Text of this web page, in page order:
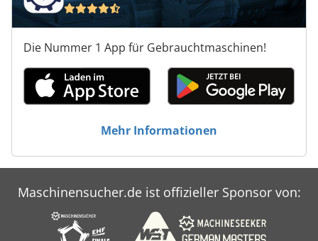
Die Nummer 1 App für Gebrauchtmaschinen!
Mehr Informationen
Maschinensucher.de ist offizieller Sponsor von: